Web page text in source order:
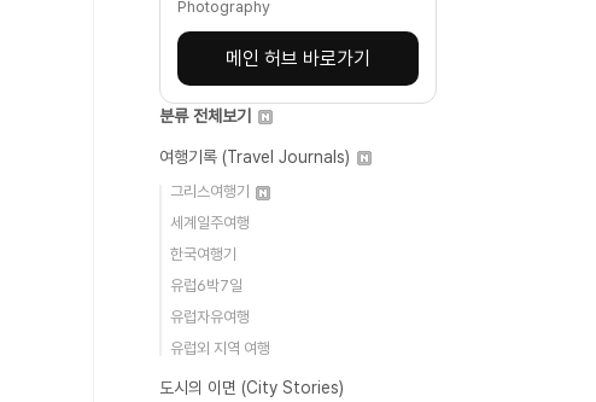
Photography
메인 허브 바로가기
분류 전체보기
여행기록 (Travel Journals)
그리스여행기
세계일주여행
한국여행기
유럽6박7일
유럽자유여행
유럽외 지역 여행
도시의 이면 (City Stories)